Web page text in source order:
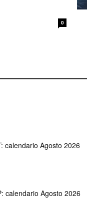
0
calendario Agosto 2026
calendario Agosto 2026